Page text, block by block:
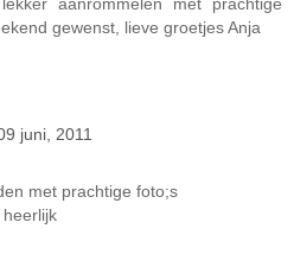
gewenst, lieve groetjes Anja
juni, 2011
met prachtige foto;s